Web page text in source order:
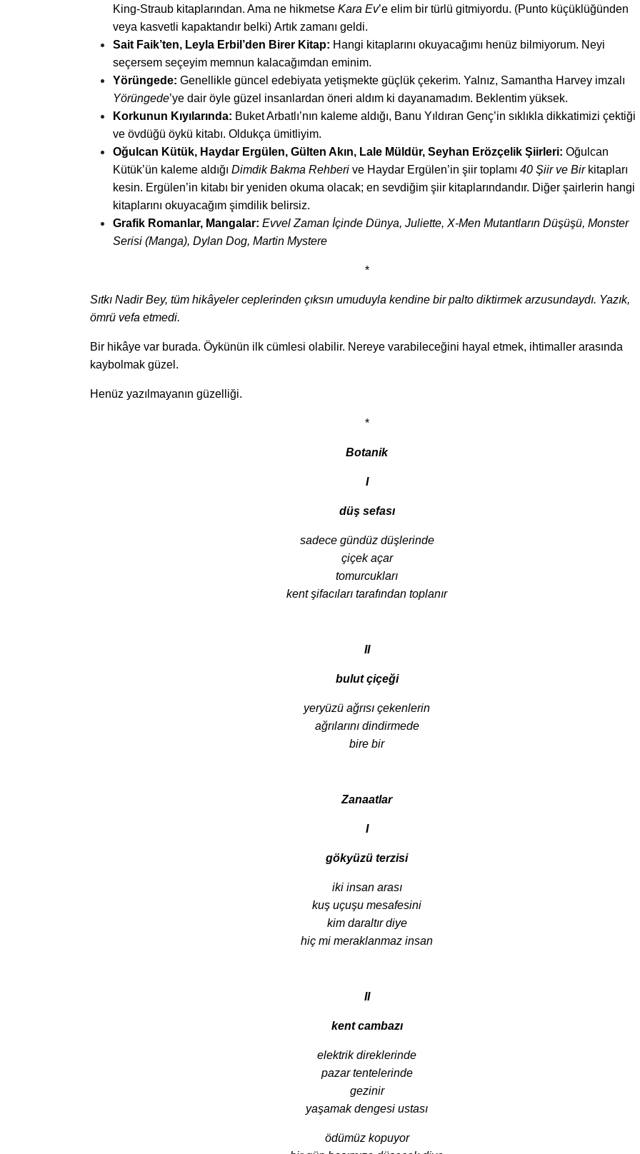
King-Straub kitaplarından. Ama ne hikmetse Kara Ev’e elim bir türlü gitmiyordu. (Punto küçüklüğünden
veya kasvetli kapaktandır belki) Artık zamanı geldi.
Sait Faik’ten, Leyla Erbil’den Birer Kitap: Hangi kitaplarını okuyacağımı henüz bilmiyorum. Neyi
seçersem seçeyim memnun kalacağımdan eminim.
Yörüngede: Genellikle güncel edebiyata yetişmekte güçlük çekerim. Yalnız, Samantha Harvey imzalı
Yörüngede’ye dair öyle güzel insanlardan öneri aldım ki dayanamadım. Beklentim yüksek.
Korkunun Kıyılarında: Buket Arbatlı’nın kaleme aldığı, Banu Yıldıran Genç’in sıklıkla dikkatimizi çektiği
ve övdüğü öykü kitabı. Oldukça ümitliyim.
Oğulcan Kütük, Haydar Ergülen, Gülten Akın, Lale Müldür, Seyhan Erözçelik Şiirleri: Oğulcan
Kütük’ün kaleme aldığı Dimdik Bakma Rehberi ve Haydar Ergülen’in şiir toplamı 40 Şiir ve Birkitapları
kesin. Ergülen’in kitabı bir yeniden okuma olacak; en sevdiğim şiir kitaplarındandır. Diğer şairlerin hangi
kitaplarını okuyacağım şimdilik belirsiz.
Grafik Romanlar, Mangalar: Evvel Zaman İçinde Dünya, Juliette, X-Men Mutantların Düşüşü, Monster
Serisi (Manga), Dylan Dog, Martin Mystere
*
Sıtkı Nadir Bey, tüm hikâyeler ceplerinden çıksın umuduyla kendine bir palto diktirmek arzusundaydı. Yazık,
ömrü vefa etmedi.
Bir hikâye var burada. Öykünün ilk cümlesi olabilir. Nereye varabileceğini hayal etmek, ihtimaller arasında
kaybolmak güzel.
Henüz yazılmayanın güzelliği.
*
Botanik
I
düş sefası
sadece gündüz düşlerinde
çiçek açar
tomurcukları
kent şifacıları tarafından toplanır
II
bulut çiçeği
yeryüzü ağrısı çekenlerin
ağrılarını dindirmede
bire bir
Zanaatlar
I
gökyüzü terzisi
iki insan arası
kuş uçuşu mesafesini
kim daraltır diye
hiç mi meraklanmaz insan
II
kent cambazı
elektrik direklerinde
pazar tentelerinde
gezinir
yaşamak dengesi ustası
ödümüz kopuyor